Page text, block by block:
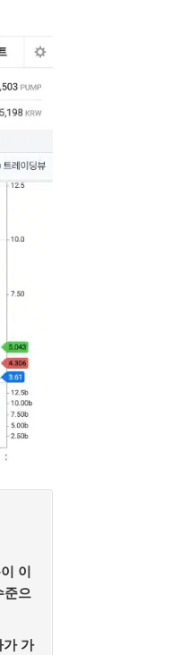
이
준으
가 가